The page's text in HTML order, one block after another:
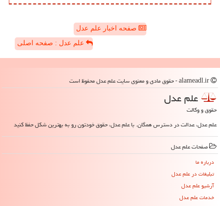
صفحه اخبار علم عدل
علم عدل : صفحه اصلی
علم عدل
حقوق و وکالت
علم عدل، عدالت در دسترس همگان. با علم عدل، حقوق خودتون رو به بهترین شکل حفظ کنید
صفحات علم عدل
درباره ما
تبلیغات در علم عدل
آرشیو علم عدل
خدمات علم عدل